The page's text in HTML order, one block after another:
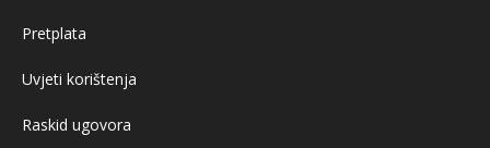
Pretplata
Uvjeti korištenja
Raskid ugovora